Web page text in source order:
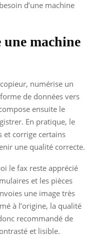
d’une machine
machine
numérise un
de données vers
ensuite le
En pratique, le
et corrige certains
une qualité correcte.
le fax reste apprécié
et les pièces
une image très
à l’origine, la qualité
recommandé de
et lisible.